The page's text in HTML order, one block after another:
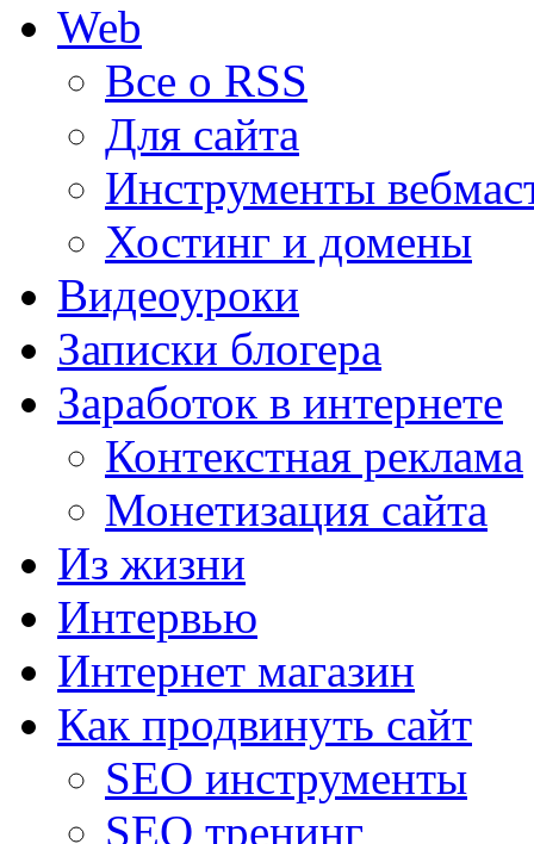
Web
Все о RSS
Для сайта
Инструменты
Хостинг и домены
Видеоуроки
Записки блогера
Заработок в интернете
Контекстная реклама
Монетизация сайта
Из жизни
Интервью
Интернет магазин
Как продвинуть сайт
SEO инструменты
SEO тренинг